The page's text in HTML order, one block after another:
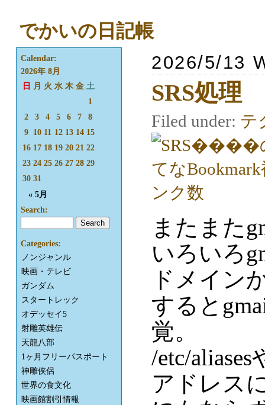
でかいの日記帳
2026/5/13
SRS処理
Filed under: テ
またまた
いろいろ
ドメイン
すると
覚。
/etc/
アドレス
Calendar:
2026年 8月
日
月 火 水 木 金 土
« 5月
1
2
3 4 5 6 7
8
9 10 11 12 13 14 15
16 17 18 19 20 21 22
23 24 25 26 27 28 29
30 31
Search:
Categories:
ノンジャンル
映画・テレビ
ガンダム
スタートレック
オデッセイ5
射雕英雄伝
天龍八部
1ヶ月フリーパスポート
神雕侠侶
世界の食文化
映画館割引情報